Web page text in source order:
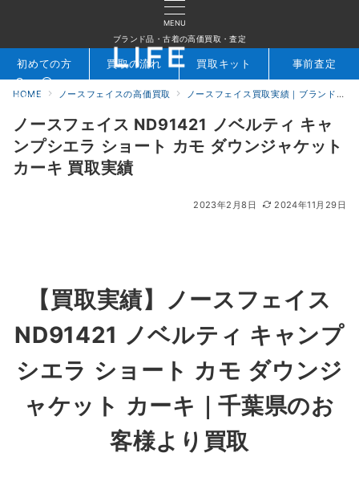
MENU
ブランド品・古着の高価買取・査定
検索 お問合せ
初めての方 買取の流れ 買取キット 事前査定
HOME ノースフェイスの高価買取 ノースフェイス買取実績｜ブランド専門店LIFE
ノースフェイス ND91421 ノベルティ キャ
ンプシエラ ショート カモ ダウンジャケット
カーキ 買取実績
2023年2月8日 2024年11月29日
【買取実績】ノースフェイス
ND91421 ノベルティ キャンプ
シエラ ショート カモ ダウンジ
ャケット カーキ｜千葉県のお
客様より買取